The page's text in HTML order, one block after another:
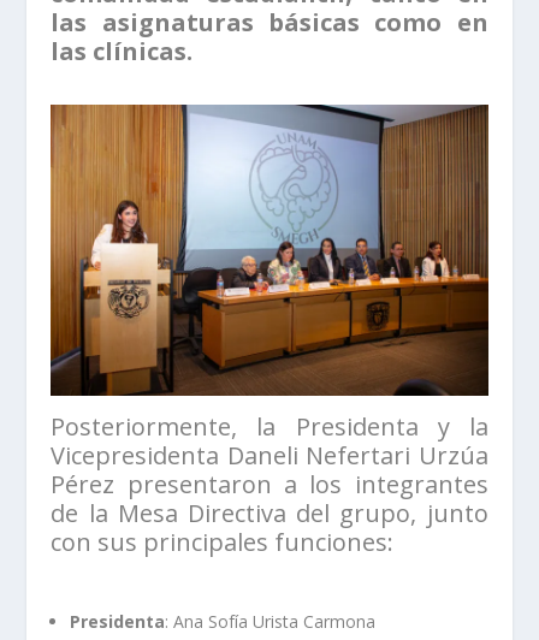
las asignaturas básicas como en
las clínicas.
Posteriormente, la Presidenta y la
Vicepresidenta Daneli Nefertari Urzúa
Pérez presentaron a los integrantes
de la Mesa Directiva del grupo, junto
con sus principales funciones:
Presidenta: Ana Sofía Urista Carmona